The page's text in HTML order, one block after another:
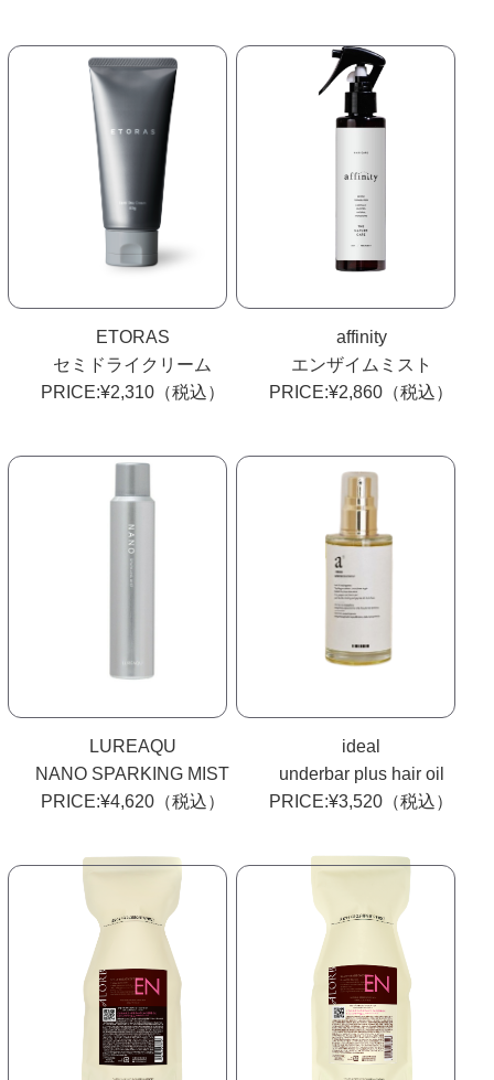
ETORAS
セミドライクリーム
PRICE:¥2,310（税込）
affinity
エンザイムミスト
PRICE:¥2,860（税込）
LUREAQU
NANO SPARKING MIST
PRICE:¥4,620（税込）
ideal
underbar plus hair oil
PRICE:¥3,520（税込）